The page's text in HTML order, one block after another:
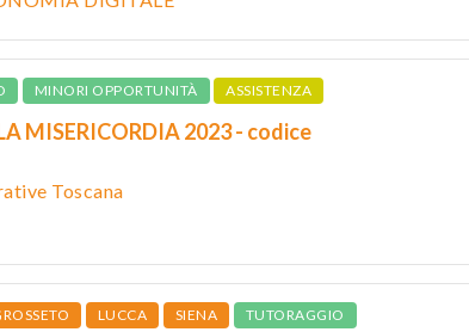
MINORI OPPORTUNITÀ ASSISTENZA
MISERICORDIA 2023 - codice
Toscana
LUCCA SIENA
TUTORAGGIO